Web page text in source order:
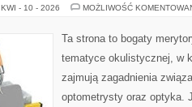
KWI - 10 - 2026 MOŻLIWOŚĆ
Ta strona to bogaty
tematyce okulistycznej, w
zajmują zagadnienia
optometrysty oraz optyka.